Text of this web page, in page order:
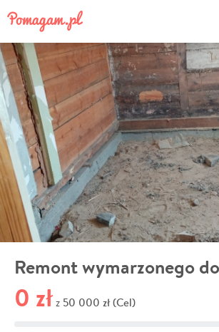
Remont wymarzonego
0 zł z 50 000 zł (Cel)